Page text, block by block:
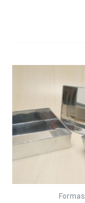
Formas